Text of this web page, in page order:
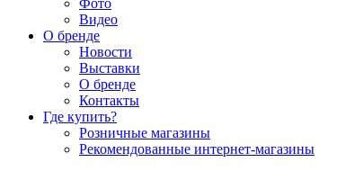
Фото
Видео
О бренде
Новости
Выставки
О бренде
Контакты
Где купить?
Розничные магазины
Рекомендованные интернет-магазины